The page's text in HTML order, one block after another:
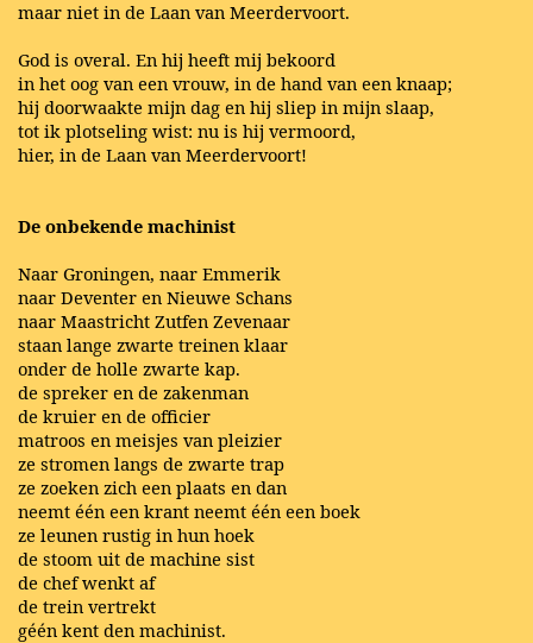
maar niet in de Laan van Meerdervoort.
God is overal. En hij heeft mij bekoord
in het oog van een vrouw, in de hand van een knaap;
hij doorwaakte mijn dag en hij sliep in mijn slaap,
tot ik plotseling wist: nu is hij vermoord,
hier, in de Laan van Meerdervoort!
De onbekende machinist
Naar Groningen, naar Emmerik
naar Deventer en Nieuwe Schans
naar Maastricht Zutfen Zevenaar
staan lange zwarte treinen klaar
onder de holle zwarte kap.
de spreker en de zakenman
de kruier en de officier
matroos en meisjes van pleizier
ze stromen langs de zwarte trap
ze zoeken zich een plaats en dan
neemt één een krant neemt één een boek
ze leunen rustig in hun hoek
de stoom uit de machine sist
de chef wenkt af
de trein vertrekt
géén kent den machinist.